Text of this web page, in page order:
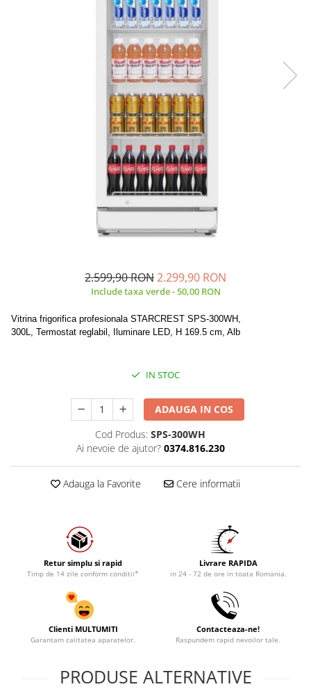
Dispozitive smart home
2.599,90 RON2.299,90 RON
Include taxa verde - 50,00 RON
Vitrina frigorifica profesionala STARCREST SPS-300WH,
300L, Termostat reglabil, Iluminare LED, H 169.5 cm, Alb
IN STOC
ADAUGA IN COS
Cod Produs: SPS-300WH
Ai nevoie de ajutor? 0374.816.230
Adauga la Favorite Cere informatii
Retur simplu si rapid
Timp de 14 zile conform conditii*
Livrare RAPIDA
in 24 - 72 de ore in toata Romania.
Clienti MULTUMITI
Garantam calitatea aparatelor.
Contacteaza-ne!
Raspundem rapid nevoilor tale.
PRODUSE ALTERNATIVE